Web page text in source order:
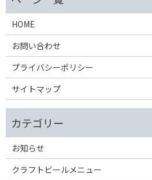
HOME
お問い合わせ
プライバシーポリシー
サイトマップ
お知らせ
クラフトビールメニュー